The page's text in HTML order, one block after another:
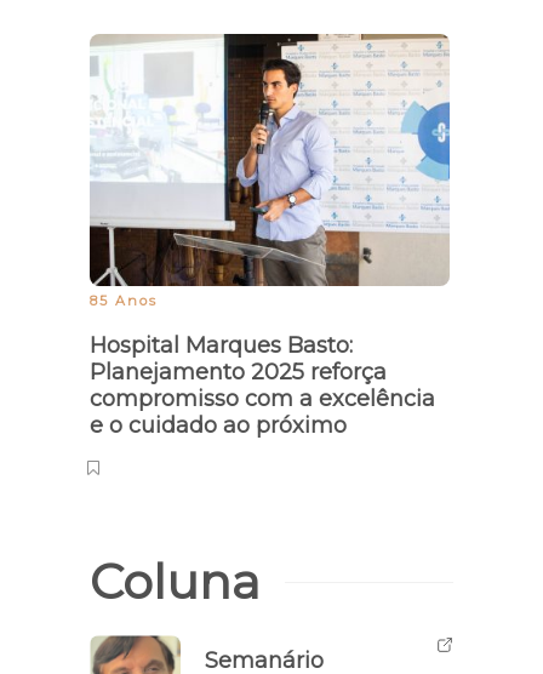
85 Anos
Hospital Marques Basto:
Planejamento 2025 reforça
compromisso com a excelência
e o cuidado ao próximo
Coluna
Semanário